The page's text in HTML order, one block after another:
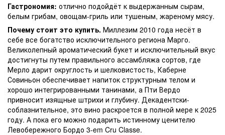
Гастрономия: отлично подойдёт к выдержанным сырам,
белым грибам, овощам-гриль или тушеным, жареному мясу.
Почему стоит это купить. Миллезим 2010 года несёт в
себе все богатство исключительного региона Марго.
Великолепный ароматический букет и исключительный вкус
достигнуты путем правильного ассамбляжа сортов, где
Мерло дарит округлость и шелковистость, Каберне
Совиньон обеспечивает напиток структурным телом и
хорошо интегрированными танинами, а Пти Вердо
привносит изящные штрихи и глубину. Декадентски-
соблазнительное, это вино раскроется в полной мере к 2025
году. А пока его можно подарить истинному ценителю
Левобережного Бордо 3-em Cru Classe.